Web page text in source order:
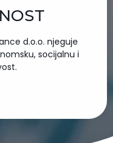
d.o.o. njeguje
socijalnu i